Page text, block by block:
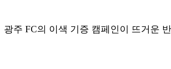
광주 FC의 이색 기증 캠페인이 뜨거운